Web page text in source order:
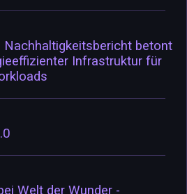
Nachhaltigkeitsbericht betont
Infrastruktur für
Welt der Wunder -